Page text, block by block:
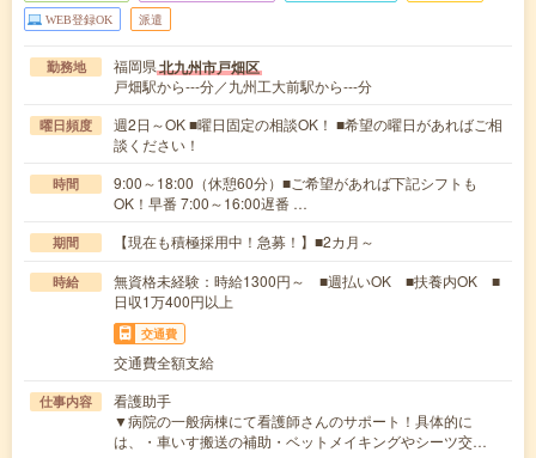
WEB登録OK 派遣
勤務地 福岡県北九州市戸畑区
戸畑駅から---分／九州工大前駅から---分
曜日頻度
週2日～OK ■曜日固定の相談OK！ ■希望の曜日があればご相
談ください！
時間
9:00～18:00（休憩60分）■ご希望があれば下記シフトも
OK！早番 7:00～16:00遅番 …
期間 【現在も積極採用中！急募！】■2カ月～
時給
無資格未経験：時給1300円～ ■週払いOK ■扶養内OK ■
日収1万400円以上
交通費
交通費全額支給
仕事内容
看護助手
▼病院の一般病棟にて看護師さんのサポート！具体的に
は、・車いす搬送の補助・ベットメイキングやシーツ交…